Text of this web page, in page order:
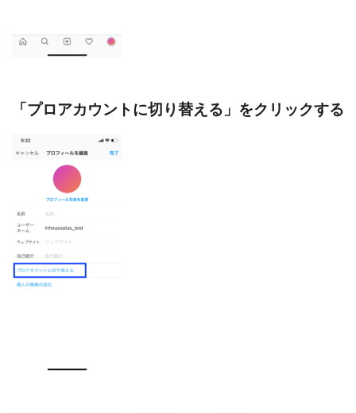
「プロアカウントに切り替える」をクリックする